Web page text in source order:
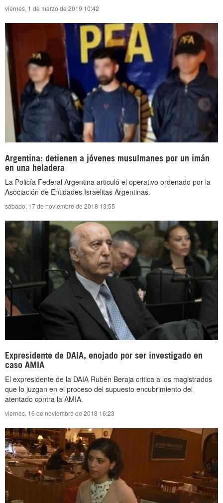
viernes, 1 de marzo de 2019 10:42
Argentina: detienen a jóvenes musulmanes por un imán
en una heladera
La Policía Federal Argentina articuló el operativo ordenado por la
Asociación de Entidades Israelitas Argentinas.
sábado, 17 de noviembre de 2018 13:55
Expresidente de DAIA, enojado por ser investigado en
caso AMIA
El expresidente de la DAIA Rubén Beraja critica a los magistrados
que lo juzgan en el proceso del supuesto encubrimiento del
atentado contra la AMIA.
viernes, 16 de noviembre de 2018 16:23